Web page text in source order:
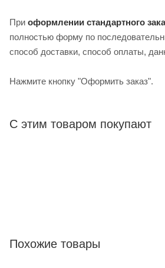
При оформлении стандартного
полностью форму по
способ доставки, способ оплаты,
Нажмите кнопку "Оформить заказ".
С этим товаром покупают
Похожие товары